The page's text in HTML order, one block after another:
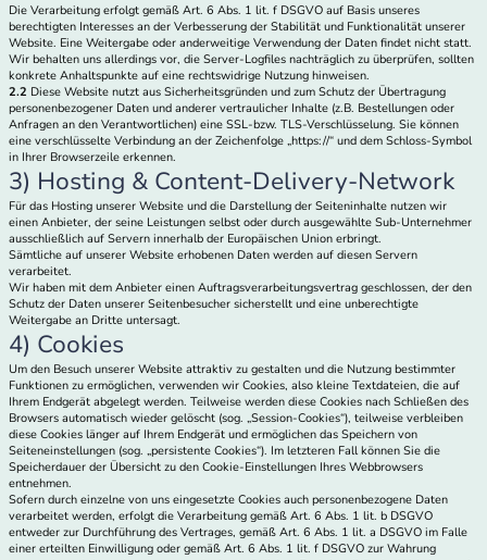
Die Verarbeitung erfolgt gemäß Art. 6 Abs. 1 lit. f DSGVO auf Basis unseres
berechtigten Interesses an der Verbesserung der Stabilität und Funktionalität unserer
Website. Eine Weitergabe oder anderweitige Verwendung der Daten findet nicht statt.
Wir behalten uns allerdings vor, die Server-Logfiles nachträglich zu überprüfen, sollten
konkrete Anhaltspunkte auf eine rechtswidrige Nutzung hinweisen.
2.2 Diese Website nutzt aus Sicherheitsgründen und zum Schutz der Übertragung
personenbezogener Daten und anderer vertraulicher Inhalte (z.B. Bestellungen oder
Anfragen an den Verantwortlichen) eine SSL-bzw. TLS-Verschlüsselung. Sie können
eine verschlüsselte Verbindung an der Zeichenfolge „https://“ und dem Schloss-Symbol
in Ihrer Browserzeile erkennen.
3) Hosting & Content-Delivery-Network
Für das Hosting unserer Website und die Darstellung der Seiteninhalte nutzen wir
einen Anbieter, der seine Leistungen selbst oder durch ausgewählte Sub-Unternehmer
ausschließlich auf Servern innerhalb der Europäischen Union erbringt.
Sämtliche auf unserer Website erhobenen Daten werden auf diesen Servern
verarbeitet.
Wir haben mit dem Anbieter einen Auftragsverarbeitungsvertrag geschlossen, der den
Schutz der Daten unserer Seitenbesucher sicherstellt und eine unberechtigte
Weitergabe an Dritte untersagt.
4) Cookies
Um den Besuch unserer Website attraktiv zu gestalten und die Nutzung bestimmter
Funktionen zu ermöglichen, verwenden wir Cookies, also kleine Textdateien, die auf
Ihrem Endgerät abgelegt werden. Teilweise werden diese Cookies nach Schließen des
Browsers automatisch wieder gelöscht (sog. „Session-Cookies“), teilweise verbleiben
diese Cookies länger auf Ihrem Endgerät und ermöglichen das Speichern von
Seiteneinstellungen (sog. „persistente Cookies“). Im letzteren Fall können Sie die
Speicherdauer der Übersicht zu den Cookie-Einstellungen Ihres Webbrowsers
entnehmen.
Sofern durch einzelne von uns eingesetzte Cookies auch personenbezogene Daten
verarbeitet werden, erfolgt die Verarbeitung gemäß Art. 6 Abs. 1 lit. b DSGVO
entweder zur Durchführung des Vertrages, gemäß Art. 6 Abs. 1 lit. a DSGVO im Falle
einer erteilten Einwilligung oder gemäß Art. 6 Abs. 1 lit. f DSGVO zur Wahrung